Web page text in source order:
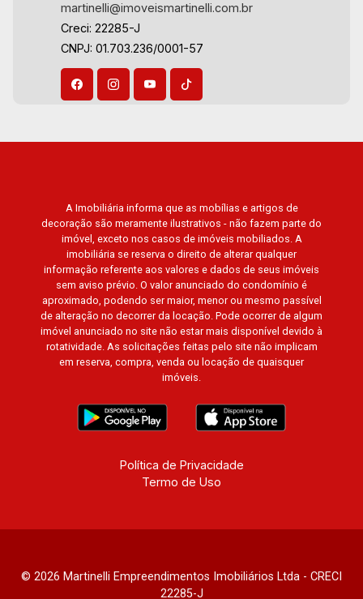
martinelli@imoveismartinelli.com.br
Creci: 22285-J
CNPJ: 01.703.236/0001-57
A Imobiliária informa que as mobílias e artigos de
decoração são meramente ilustrativos - não fazem parte do
imóvel, exceto nos casos de imóveis mobiliados. A
imobiliária se reserva o direito de alterar qualquer
informação referente aos valores e dados de seus imóveis
sem aviso prévio. O valor anunciado do condomínio é
aproximado, podendo ser maior, menor ou mesmo passível
de alteração no decorrer da locação. Pode ocorrer de algum
imóvel anunciado no site não estar mais disponível devido à
rotatividade. As solicitações feitas pelo site não implicam
em reserva, compra, venda ou locação de quaisquer
imóveis.
Política de Privacidade
Termo de Uso
© 2026 Martinelli Empreendimentos Imobiliários Ltda - CRECI
22285-J